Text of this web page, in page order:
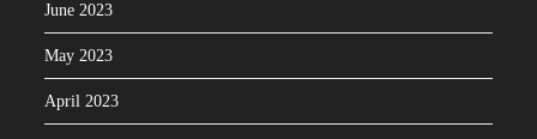
June 2023
May 2023
April 2023